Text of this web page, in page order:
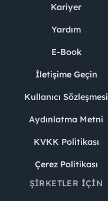
Kariyer
Yardım
E-Book
İletişime Geçin
Kullanıcı Sözleşmesi
Aydınlatma Metni
KVKK Politikası
Çerez Politikası
ŞIRKETLER İÇIN